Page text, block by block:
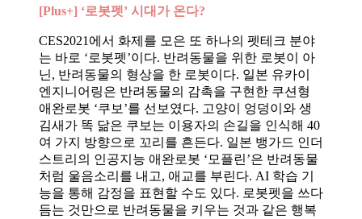
[Plus+] ‘로봇펫’ 시대가 온다?
CES2021에서 화제를 모은 또 하나의 펫테크 분야
는 바로 ‘로봇펫’이다. 반려동물을 위한 로봇이 아
닌, 반려동물의 형상을 한 로봇이다. 일본 유카이
엔지니어링은 반려동물의 감촉을 구현한 쿠션형
애완로봇 ‘쿠보’를 선보였다. 고양이 엉덩이와 생
김새가 똑 닮은 쿠보는 이용자의 손길을 인식해 40
여 가지 방향으로 꼬리를 흔든다. 일본 뱅가드 인더
스트리의 인공지능 애완로봇 ‘모플린’은 반려동물
처럼 울음소리를 내고, 애교를 부린다. AI 학습 기
능을 통해 감정을 표현할 수도 있다. 로봇펫을 쓰다
듬는 것만으로 반려동물을 키우는 것과 같은 행복